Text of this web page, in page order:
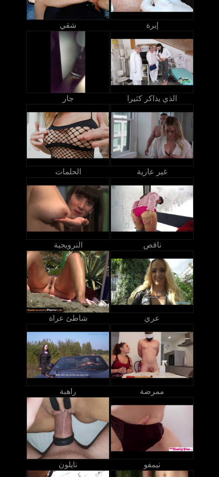
شقي إبرة
جار الذي يذاكر كثيرا
الحلمات غير عارية
النرويجية ناقص
شاطئ عراة عري
راهبة ممرضة
نايلون نيمفو